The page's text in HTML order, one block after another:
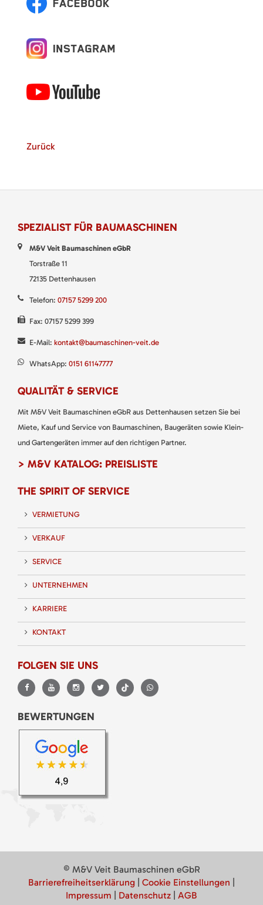
Zurück
SPEZIALIST FÜR BAUMASCHINEN
M&V Veit Baumaschinen eGbR
Torstraße 11
72135 Dettenhausen
Telefon: 07157 5299 200
Fax: 07157 5299 399
E-Mail: kontakt@baumaschinen-veit.de
WhatsApp: 0151 61147777
QUALITÄT & SERVICE
Mit M&V Veit Baumaschinen eGbR aus Dettenhausen setzen Sie bei
Miete, Kauf und Service von Baumaschinen, Baugeräten sowie Klein-
und Gartengeräten immer auf den richtigen Partner.
> M&V KATALOG: PREISLISTE
THE SPIRIT OF SERVICE
VERMIETUNG
VERKAUF
SERVICE
UNTERNEHMEN
KARRIERE
KONTAKT
FOLGEN SIE UNS
BEWERTUNGEN
© M&V Veit Baumaschinen eGbR
Barrierefreiheitserklärung
Cookie Einstellungen
Impressum
Datenschutz AGB